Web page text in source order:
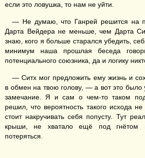
если это ловушка, то нам не уйти.
— Не думаю, что Ганрей решится на
Дарта Вейдера не меньше, чем Дарта
знаю, кого я больше старался убедить,
минимум наша прошлая беседа
потенциального союзника, да и логику
— Ситх мог предложить ему жизнь и
в обмен на твою голову, — а вот это было
замечание. Я и сам о чем-то таком
решил, что вероятность такого исхода
стоит накручивать себя попусту. Тут
крыши, не хватало ещё под гнётом
потеряться.